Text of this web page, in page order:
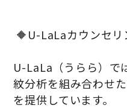
🔶U-LaLaカウンセリ
U-LaLa（うらら）で
紋分析を組み合わせ
を提供しています。